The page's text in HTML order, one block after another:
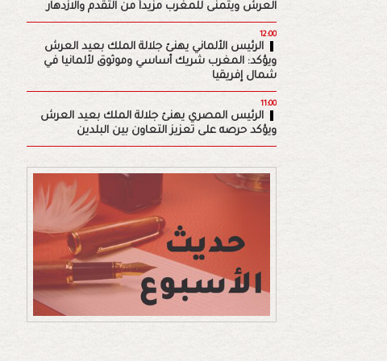
العرش ويتمنى للمغرب مزيداً من التقدم والازدهار
12:00
الرئيس الألماني يهنئ جلالة الملك بعيد العرش
ويؤكد: المغرب شريك أساسي وموثوق لألمانيا في
شمال إفريقيا
11:00
الرئيس المصري يهنئ جلالة الملك بعيد العرش
ويؤكد حرصه على تعزيز التعاون بين البلدين